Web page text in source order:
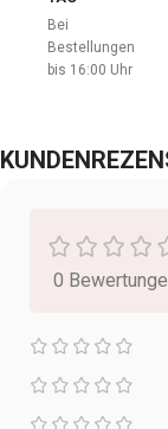
Bei
Bestellungen
bis 16:00 Uhr
0